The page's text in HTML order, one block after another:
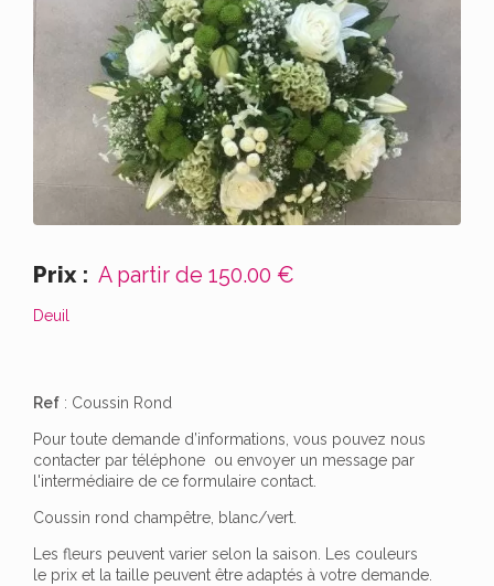
Prix : A partir de 150.00 €
Deuil
Ref : Coussin Rond
Pour toute demande d’informations, vous pouvez nous
contacter par téléphone ou envoyer un message par
l'intermédiaire de ce formulaire contact.
Coussin rond champêtre, blanc/vert.
Les fleurs peuvent varier selon la saison. Les couleurs
le prix et la taille peuvent être adaptés à votre demande.